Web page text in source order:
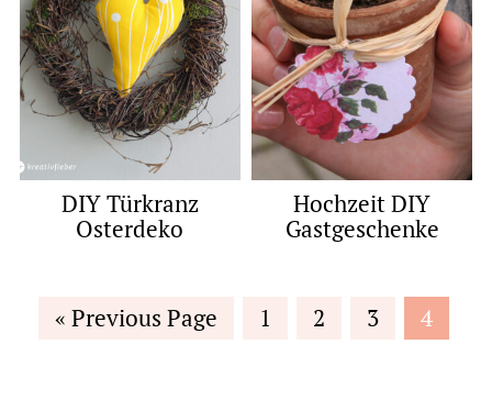
DIY Türkranz
Osterdeko
Hochzeit DIY
Gastgeschenke
« Go
Previous Page Page
1 Page
2 Page
3 Page
4